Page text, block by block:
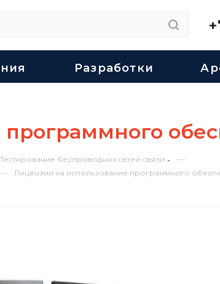
Разработки
Тестирование беспроводных сетей связи —
Лицензии на использование программного